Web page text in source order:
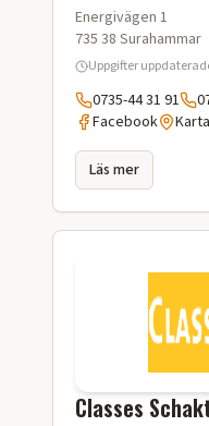
Energivägen 1
735 38 Surahammar
Uppgifter
0735-44 31 91
Facebook
Karta
Läs mer
Classes